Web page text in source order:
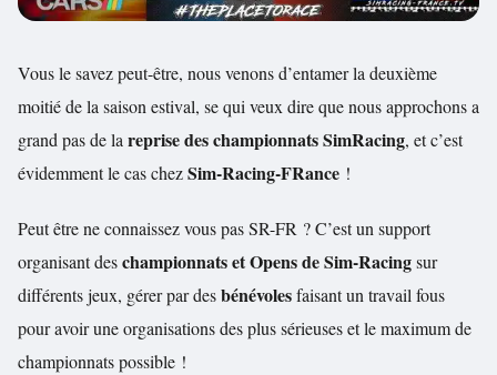
Vous le savez peut-être, nous venons d’entamer la deuxième
moitié de la saison estival, se qui veux dire que nous approchons a
grand pas de lareprise des championnats SimRacing, et c’est
évidemment le cas chezSim-Racing-FRance !
Peut être ne connaissez vous pas SR-FR ? C’est un support
organisant deschampionnats et Opens de Sim-Racingsur
différents jeux, gérer par desbénévolesfaisant un travail fous
pour avoir une organisations des plus sérieuses et le maximum de
championnats possible !